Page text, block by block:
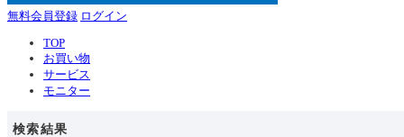
無料会員登録 ログイン
TOP
お買い物
サービス
モニター
検索結果